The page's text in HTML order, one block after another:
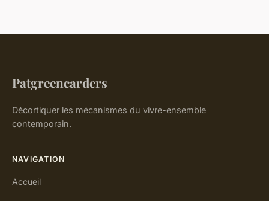
Patgreencarders
Décortiquer les mécanismes du vivre-ensemble
contemporain.
NAVIGATION
Accueil